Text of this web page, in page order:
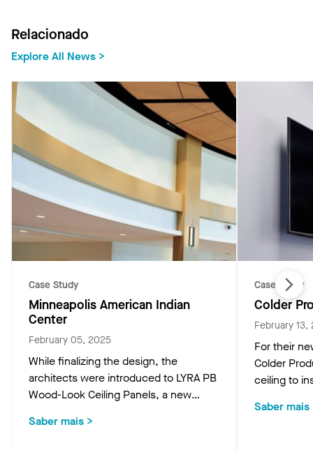
Relacionado
Explore All News >
Case Study
Minneapolis American Indian
Center
February 05, 2025
While finalizing the design, the
architects were introduced to LYRA PB
Wood-Look Ceiling Panels, a new
provide the natural beauty of wood
Saber mais >
Case Study
Colder
February 13,
For their
Colder
ceiling to
Saber mais